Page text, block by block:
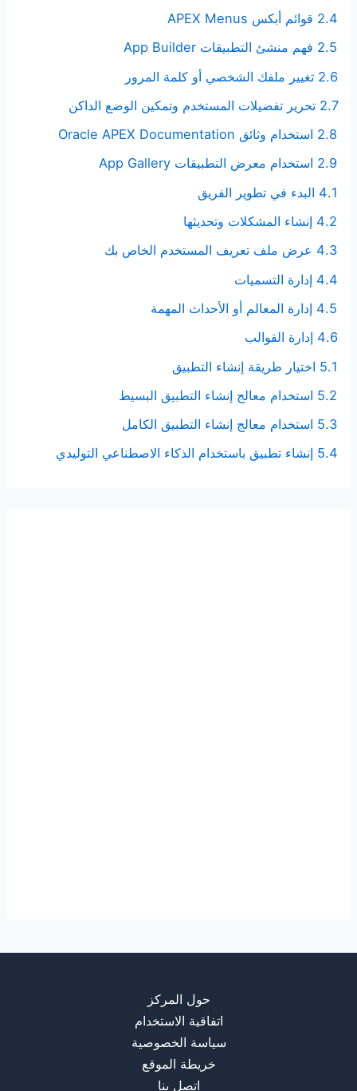
2.4 قوائم أبكس APEX Menus
2.5 فهم منشئ التطبيقات App Builder
2.6 تغيير ملفك الشخصي أو كلمة المرور
2.7 تحرير تفضيلات المستخدم وتمكين الوضع الداكن
2.8 استخدام وثائق Oracle APEX Documentation
2.9 استخدام معرض التطبيقات App Gallery
4.1 البدء في تطوير الفريق
4.2 إنشاء المشكلات وتحديثها
4.3 عرض ملف تعريف المستخدم الخاص بك
4.4 إدارة التسميات
4.5 إدارة المعالم أو الأحداث المهمة
4.6 إدارة القوالب
5.1 اختيار طريقة إنشاء التطبيق
5.2 استخدام معالج إنشاء التطبيق البسيط
5.3 استخدام معالج إنشاء التطبيق الكامل
5.4 إنشاء تطبيق باستخدام الذكاء الاصطناعي التوليدي
حول المركز
اتفاقية الاستخدام
سياسة الخصوصية
خريطة الموقع
اتصل بنا